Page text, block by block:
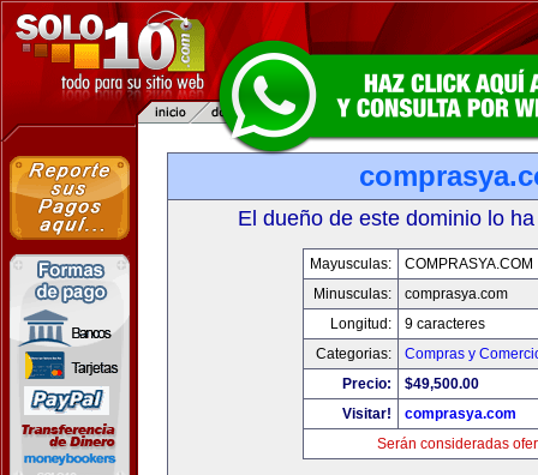
El dueño de este dominio lo
Mayusculas:
COMPRASYA.COM
Minusculas:
comprasya.com
Longitud:
9 caracteres
Categorias:
Compras y
Precio:
$49,500.00
Visitar!
comprasya.com
Serán consideradas